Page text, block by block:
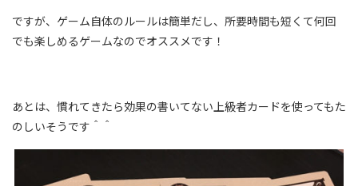
ですが、ゲーム自体のルールは簡単だし、所要時間も短くて何回
でも楽しめるゲームなのでオススメです！
あとは、慣れてきたら効果の書いてない上級者カードを使ってもた
のしいそうです＾＾